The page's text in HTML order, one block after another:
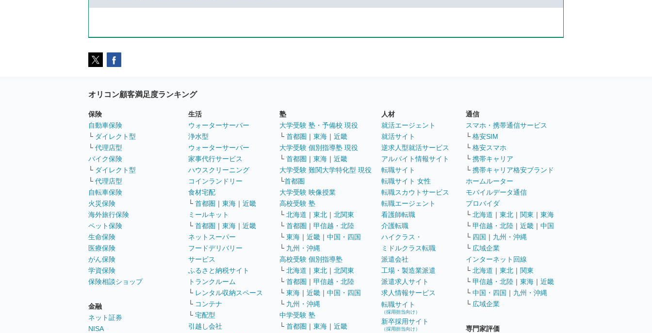
オリコン顧客満足度ランキング
保険
自動車保険
└ ダイレクト型
└ 代理店型
バイク保険
└ ダイレクト型
└ 代理店型
自転車保険
火災保険
海外旅行保険
ペット保険
生命保険
医療保険
がん保険
学資保険
保険相談ショップ
金融
ネット証券
NISA
生活
ウォーターサーバー
浄水型
ウォーターサーバー
家事代行サービス
ハウスクリーニング
コインランドリー
食材宅配
└ 首都圏 ｜ 東海 ｜ 近畿
ミールキット
└ 首都圏 ｜ 東海 ｜ 近畿
ネットスーパー
フードデリバリー
サービス
ふるさと納税サイト
トランクルーム
└ レンタル収納スペース
└ コンテナ
└ 宅配型
引越し会社
塾
大学受験 塾・予備校 現役
└ 首都圏 ｜ 東海 ｜ 近畿
大学受験 個別指導塾 現役
└ 首都圏 ｜ 東海 ｜ 近畿
大学受験 難関大学特化型 現役
└首都圏
大学受験 映像授業
高校受験 塾
└ 北海道 ｜ 東北 ｜ 北関東
└ 首都圏 ｜ 甲信越・北陸
└ 東海 ｜ 近畿 ｜ 中国・四国
└ 九州・沖縄
高校受験 個別指導塾
└ 北海道 ｜ 東北 ｜ 北関東
└ 首都圏 ｜ 甲信越・北陸
└ 東海 ｜ 近畿 ｜ 中国・四国
└ 九州・沖縄
中学受験 塾
└ 首都圏 ｜ 東海 ｜ 近畿
人材
就活エージェント
就活サイト
逆求人型就活サービス
アルバイト情報サイト
転職サイト
転職サイト 女性
転職スカウトサービス
転職エージェント
看護師転職
介護転職
ハイクラス・
ミドルクラス転職
派遣会社
工場・製造業派遣
派遣求人サイト
求人情報サービス
転職サイト
（採用担当向け）
新卒採用サイト
（採用担当向け）
通信
スマホ・携帯通信サービス
└ 格安SIM
└ 格安スマホ
└ 携帯キャリア
└ 携帯キャリア格安ブランド
ホームルーター
モバイルデータ通信
プロバイダ
└ 北海道 ｜ 東北 ｜ 関東 ｜ 東海
└ 甲信越・北陸 ｜ 近畿 ｜ 中国
└ 四国 ｜ 九州・沖縄
└ 広域企業
インターネット回線
└ 北海道 ｜ 東北 ｜ 関東
└ 甲信越・北陸 ｜ 東海 ｜ 近畿
└ 中国・四国 ｜ 九州・沖縄
└ 広域企業
専門家評価